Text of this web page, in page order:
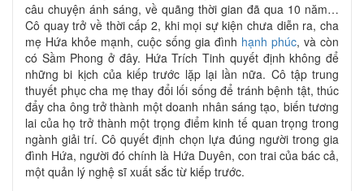
câu chuyện ánh sáng, về quãng thời gian đã qua 10 năm…
Cô quay trở về thời cấp 2, khi mọi sự kiện chưa diễn ra, cha
mẹ Hứa khỏe mạnh, cuộc sống gia đình hạnh phúc, và còn
có Sầm Phong ở đây. Hứa Trích Tinh quyết định không để
những bi kịch của kiếp trước lặp lại lần nữa. Cô tập trung
thuyết phục cha mẹ thay đổi lối sống để tránh bệnh tật, thúc
đẩy cha ông trở thành một doanh nhân sáng tạo, biến tương
lai của họ trở thành một trọng điểm kinh tế quan trọng trong
ngành giải trí. Cô quyết định chọn lựa đúng người trong gia
đình Hứa, người đó chính là Hứa Duyên, con trai của bác cả,
một quản lý nghệ sĩ xuất sắc từ kiếp trước.